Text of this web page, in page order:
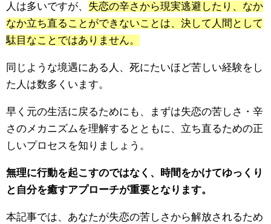
人は多いですが、 失恋の辛さから現実逃避したり、なか
なか立ち直ることができないことは、決して人間として
駄目なことではありません。
同じような境遇にある人、死にたいほど苦しい経験をし
た人は数多くいます。
早く元の生活に戻るためにも、まずは失恋の苦しさ・辛
さのメカニズムを理解するとともに、立ち直るための正
しいプロセスを知りましょう。
無理に行動を起こすのではなく、時間をかけてゆっくり
と自分を癒すアプローチが重要となります。
本記事では、あなたが失恋の苦しさから解放されるため